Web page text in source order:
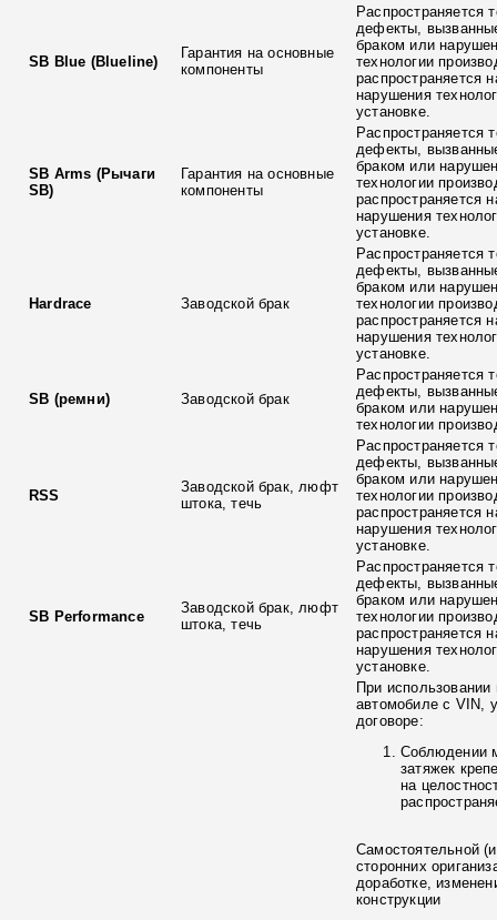
SB Blue (Blueline)
Гарантия на основные
компоненты
Распространяется
дефекты,
браком или
технологии
распространяется
нарушения
установке.
SB Arms (Рычаги
SB)
Гарантия на основные
компоненты
Распространяется
дефекты,
браком или
технологии
распространяется
нарушения
установке.
Hardrace Заводской брак
Распространяется
дефекты,
браком или
технологии
распространяется
нарушения
установке.
SB (ремни) Заводской брак
Распространяется
дефекты,
браком или
технологии
RSS
Заводской брак, люфт
штока, течь
Распространяется
дефекты,
браком или
технологии
распространяется
нарушения
установке.
SB Performance
Заводской брак, люфт
штока, течь
Распространяется
дефекты,
браком или
технологии
распространяется
нарушения
установке.
При использовании
автомобиле с VIN,
договоре:
Соблюдении
затяжек
на
Самостоятельной
сторонних
доработке,
конструкции